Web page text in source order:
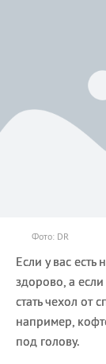
Фото: DR
Если у вас
здорово, а
стать чехол от
например,
под голову.